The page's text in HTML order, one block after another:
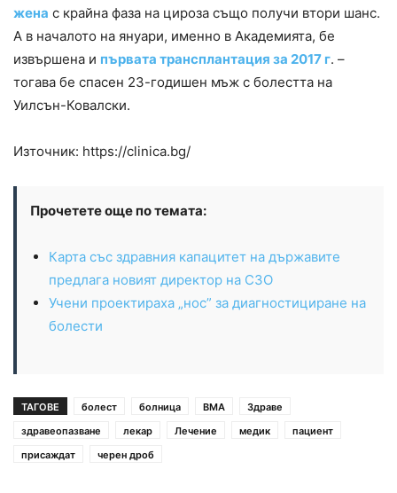
жена с крайна фаза на цироза също получи втори шанс.
А в началото на януари, именно в Академията, бе
извършена и първата трансплантация за 2017 г. –
тогава бе спасен 23-годишен мъж с болестта на
Уилсън-Ковалски.
Източник: https://clinica.bg/
Прочетете още по темата:
Карта със здравния капацитет на държавите
предлага новият директор на СЗО
Учени проектираха „нос” за диагностициране на
болести
ТАГОВЕ болест болница ВМА
Здраве
здравеопазване
лекар Лечение медик
пациент
присаждат
черен дроб